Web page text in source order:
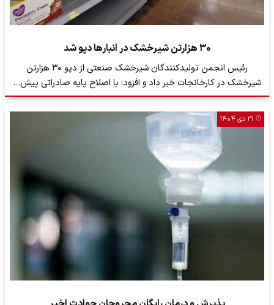
۳۰ هزارتن شیرخشک در انبار‌ها دپو شد
رئیس انجمن تولیدکنندگان شیرخشک صنعتی از دپو ۳۰ هزارتن
شیرخشک در کارخانجات خبر داد و افزود: با اصلاح پایه صادراتی پیش…
۲۱ دی ۱۴۰۴